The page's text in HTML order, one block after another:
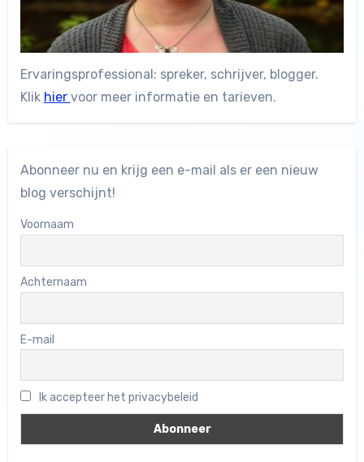
Ervaringsprofessional: spreker, schrijver, blogger.
Klik hier voor meer informatie en tarieven.
Abonneer nu en krijg een e-mail als er een nieuw
blog verschijnt!
Voornaam
Achternaam
E-mail
Ik accepteer het privacybeleid